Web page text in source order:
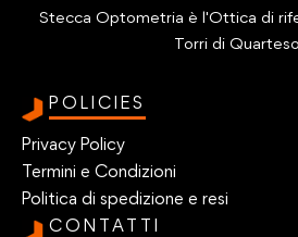
Stecca Optometria è l'Ottica di
Torri di
POLICIES
Privacy Policy
Termini e Condizioni
Politica di spedizione e resi
CONTATTI